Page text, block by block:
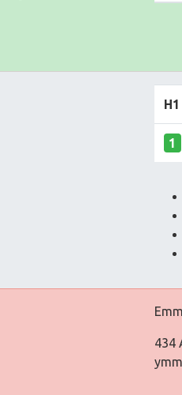
H1
1
434